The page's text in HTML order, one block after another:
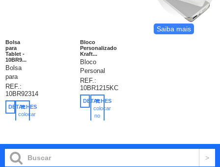
Bolsa
para
Tablet -
10BR9...
Bolsa
para
tablet.
Soft
shell de
alta
densidade.
10.1''.
197 x
258
REF.:
10BR92314
DETALHES
colocar
Bloco
Personalizado
Kraft...
Bloco
Personalizado
Kraft
com
Porta-
Caneta
(Caneta
revestida
REF.:
10BR1215KC
DETALHES
colocar
no
Saiba mais